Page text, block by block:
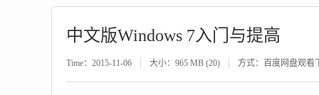
中文版Windows 7入门与提高
Time：2015-11-06 大小：965 MB (20) 方式：百度网盘观看